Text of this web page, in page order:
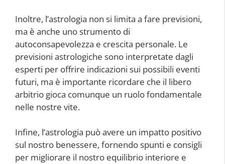
Inoltre, l’astrologia non si limita a fare previsioni,
ma è anche uno strumento di
autoconsapevolezza e crescita personale. Le
previsioni astrologiche sono interpretate dagli
esperti per offrire indicazioni sui possibili eventi
futuri, ma è importante ricordare che il libero
arbitrio gioca comunque un ruolo fondamentale
nelle nostre vite.
Infine, l’astrologia può avere un impatto positivo
sul nostro benessere, fornendo spunti e consigli
per migliorare il nostro equilibrio interiore e